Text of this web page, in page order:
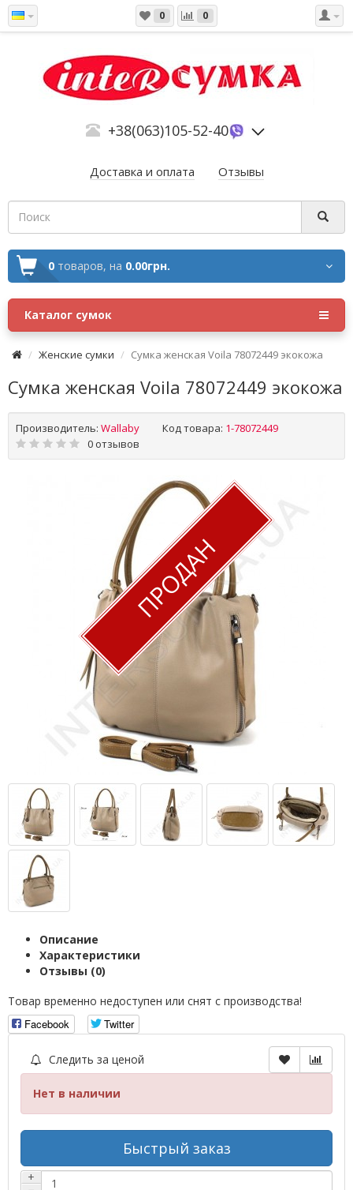
0 0
+38(063)105-52-40
Доставка и оплата Отзывы
0 товаров, на 0.00грн.
Каталог сумок
Женские сумки Сумка женская Voila 78072449 экокожа
Сумка женская Voila 78072449 экокожа
Производитель: Wallaby Код товара: 1-78072449
0 отзывов
ПРОДАН
Описание
Характеристики
Отзывы (0)
Товар временно недоступен или снят с производства!
Facebook
Twitter
Следить за ценой
Нет в наличии
Быстрый заказ
+